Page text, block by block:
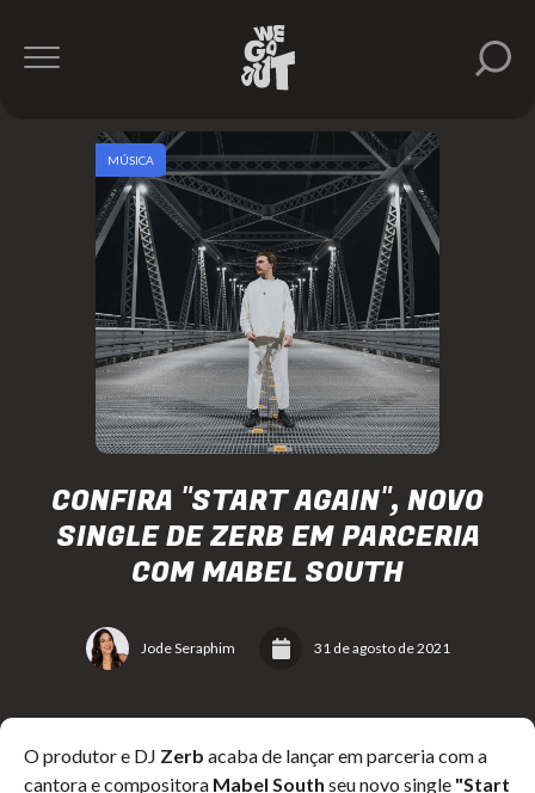
CONFIRA "START AGAIN", NOVO
SINGLE DE ZERB EM PARCERIA
COM MABEL SOUTH
Jode Seraphim 31 de agosto de 2021
MÚSICA
O produtor e DJ Zerb acaba de lançar em parceria com a
cantora e compositora Mabel South seu novo single "Start